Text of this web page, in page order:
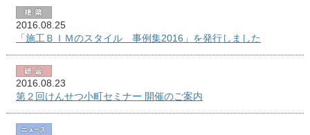
2016.08.25
「施工ＢＩＭのスタイル 事例集2016」を発行しました
2016.08.23
第２回けんせつ小町セミナー 開催のご案内